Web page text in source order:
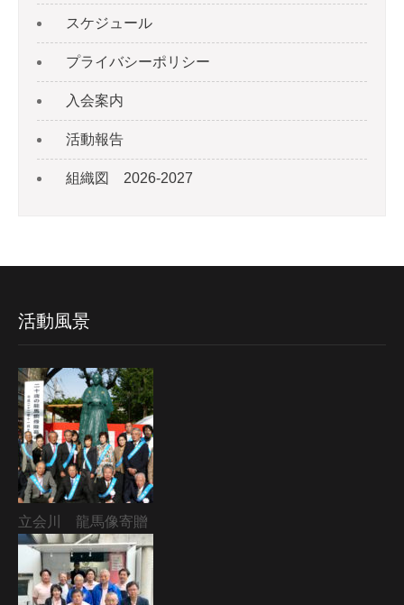
スケジュール
プライバシーポリシー
入会案内
活動報告
組織図 2026-2027
活動風景
立会川 龍馬像寄贈